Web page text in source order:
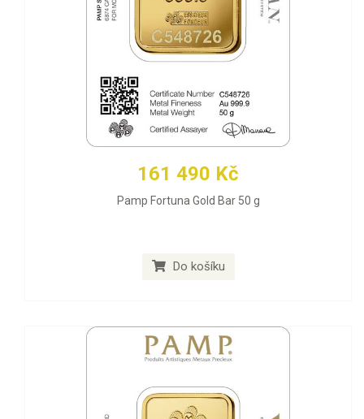
161 490 Kč
Pamp Fortuna Gold Bar 50 g
Do košíku